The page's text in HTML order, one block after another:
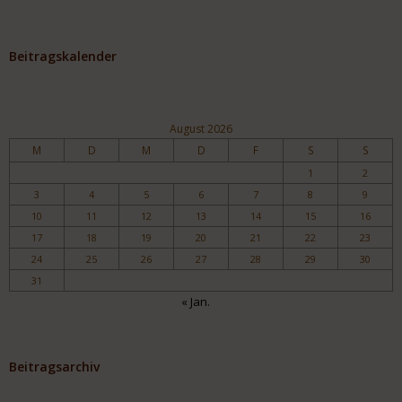
Beitragskalender
August 2026
M D M D F S S
1
2
3
4 5 6 7 8
9
10
11 12 13 14 15
16
17
18 19 20 21 22
23
24
25 26 27 28 29
30
31
« Jan.
Beitragsarchiv